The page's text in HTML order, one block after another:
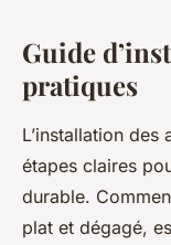
Guide
pratiques
L’installation
étapes claires
durable.
plat et dégagé,